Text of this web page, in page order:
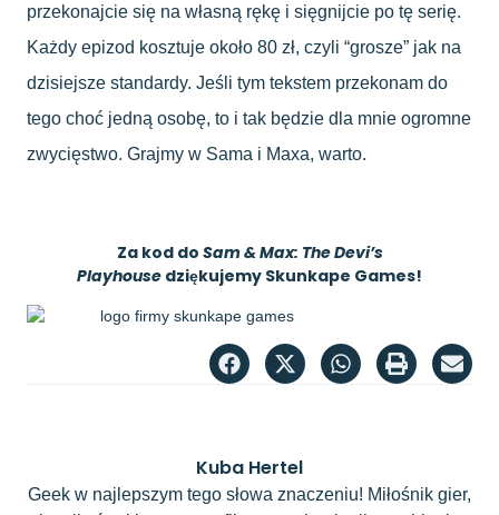
przekonajcie się na własną rękę i sięgnijcie po tę serię.
Każdy epizod kosztuje około 80 zł, czyli “grosze” jak na
dzisiejsze standardy. Jeśli tym tekstem przekonam do
tego choć jedną osobę, to i tak będzie dla mnie ogromne
zwycięstwo. Grajmy w Sama i Maxa, warto.
Za kod do Sam & Max: The Devi’s
Playhouse dziękujemy Skunkape Games!
Kuba Hertel
Geek w najlepszym tego słowa znaczeniu! Miłośnik gier,